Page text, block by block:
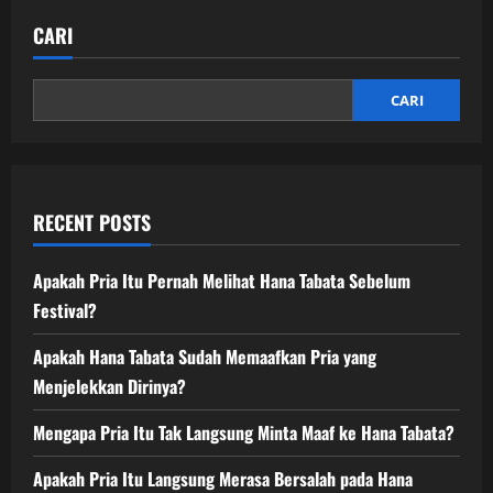
CARI
CARI
RECENT POSTS
Apakah Pria Itu Pernah Melihat Hana Tabata Sebelum
Festival?
Apakah Hana Tabata Sudah Memaafkan Pria yang
Menjelekkan Dirinya?
Mengapa Pria Itu Tak Langsung Minta Maaf ke Hana Tabata?
Apakah Pria Itu Langsung Merasa Bersalah pada Hana